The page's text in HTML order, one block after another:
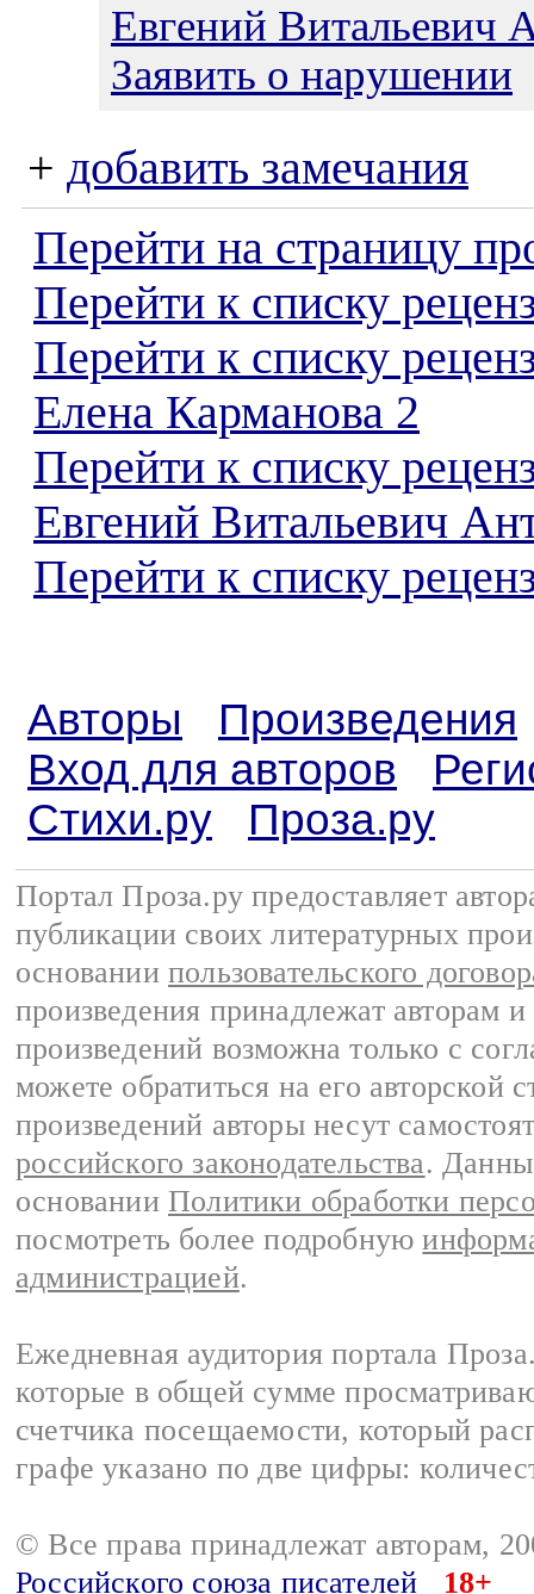
Евгений Витальевич
Заявить о нарушении
+ добавить замечания
Перейти на страницу
Перейти к списку
Перейти к списку
Елена Карманова 2
Перейти к списку
Евгений Витальевич
Перейти к списку
Авторы
Произведения
Вход для авторов
Стихи.ру
Проза.ру
Портал Проза.ру предоставляет
публикации своих литературных
основании пользовательского
произведения принадлежат авторам
произведений возможна только с
можете обратиться на его авторской
произведений авторы несут
российского законодательства.
основании Политики обработки
посмотреть более подробную
администрацией.
Ежедневная аудитория портала
которые в общей сумме
счетчика посещаемости, который
графе указано по две цифры:
© Все права принадлежат авторам,
Российского союза писателей
18+